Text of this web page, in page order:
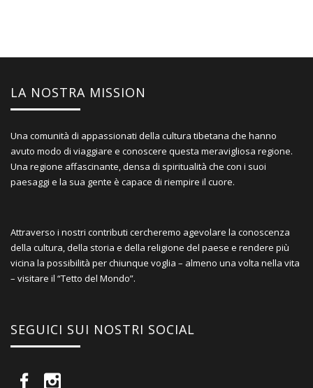
LA NOSTRA MISSION
Una comunità di appassionati della cultura tibetana che hanno
avuto modo di viaggiare e conoscere questa meravigliosa regione.
Una regione affascinante, densa di spiritualità che con i suoi
paesaggi e la sua gente è capace di riempire il cuore.
Attraverso i nostri contributi cercheremo agevolare la conoscenza
della cultura, della storia e della religione del paese e rendere più
vicina la possibilità per chiunque voglia – almeno una volta nella vita
– visitare il “Tetto del Mondo”.
SEGUICI SUI NOSTRI SOCIAL